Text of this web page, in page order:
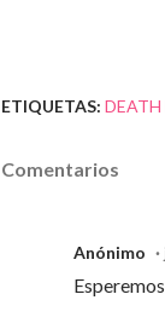
ETIQUETAS: DEATH
Comentarios
Anónimo